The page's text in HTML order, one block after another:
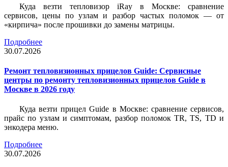
Куда везти тепловизор iRay в Москве: сравнение
сервисов, цены по узлам и разбор частых поломок — от
«кирпича» после прошивки до замены матрицы.
Подробнее
30.07.2026
Ремонт тепловизионных прицелов Guide: Сервисные
центры по ремонту тепловизионных прицелов Guide в
Москве в 2026 году
Куда везти прицел Guide в Москве: сравнение сервисов,
прайс по узлам и симптомам, разбор поломок TR, TS, TD и
энкодера меню.
Подробнее
30.07.2026